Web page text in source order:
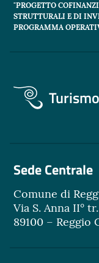
"PROGETTO
STRUTTURALI E DI
PROGRAMMA
Sede Centrale
Comune di
Via S. Anna II°
89100 – Reggio